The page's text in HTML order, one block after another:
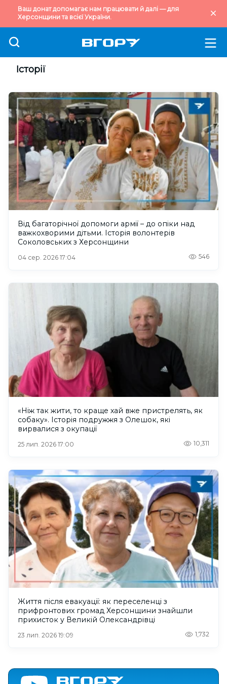
Ваш донат допомагає нам працювати й далі — для
Херсонщини та всієї України.
Історії
Від багаторічної допомоги армії – до опіки над
важкохворими дітьми. Історія волонтерів
Соколовських з Херсонщини
04 сер. 2026 17:04 546
«Ніж так жити, то краще хай вже пристрелять, як
собаку». Історія подружжя з Олешок, які
вирвалися з окупації
25 лип. 2026 17:00 10,311
Життя після евакуації: як переселенці з
прифронтових громад Херсонщини знайшли
прихисток у Великій Олександрівці
23 лип. 2026 19:09 1,732